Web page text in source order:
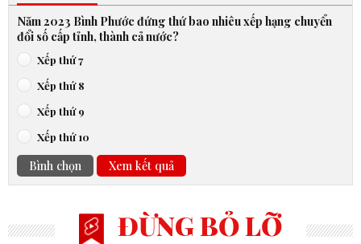
Năm 2023 Bình Phước đứng thứ bao nhiêu xếp hạng chuyển
đổi số cấp tỉnh, thành cả nước?
Xếp thứ 7
Xếp thứ 8
Xếp thứ 9
Xếp thứ 10
Bình chọn Xem kết quả
ĐỪNG BỎ LỠ